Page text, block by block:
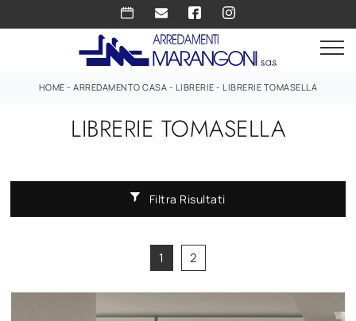
HOME -ARREDAMENTO CASA - LIBRERIE -LIBRERIE TOMASELLA
LIBRERIE TOMASELLA
Filtra Risultati
1 2